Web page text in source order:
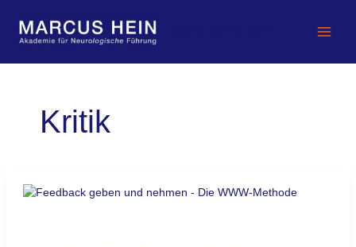
Inhalt
springen
Kritik
Feedback